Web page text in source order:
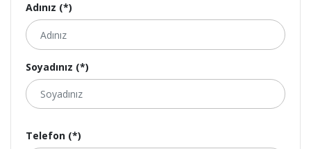
Adınız (*)
Soyadınız (*)
Telefon (*)